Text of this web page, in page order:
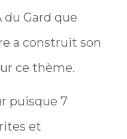
du Gard que
a construit son
ce thème.
puisque 7
et